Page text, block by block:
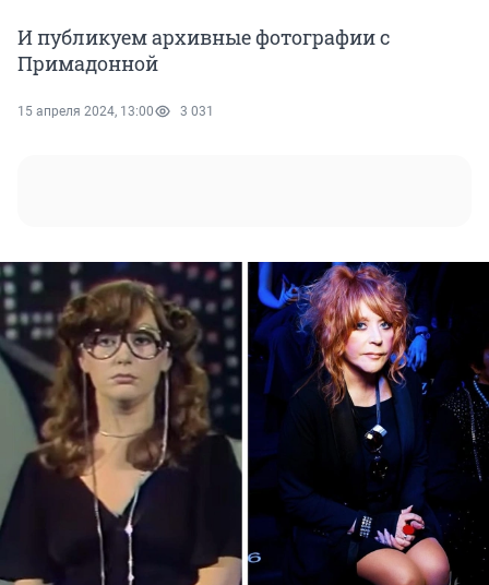
И публикуем архивные фотографии с
Примадонной
15 апреля 2024, 13:00 3 031